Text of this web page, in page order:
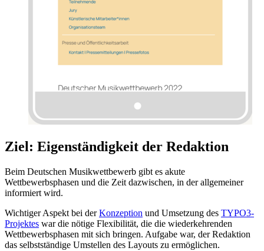
Ziel: Eigenständigkeit der Redaktion
Beim Deutschen Musikwettbewerb gibt es akute
Wettbewerbsphasen und die Zeit dazwischen, in der allgemeiner
informiert wird.
Wichtiger Aspekt bei derKonzeption und Umsetzung des TYPO3-
Projektes war die nötige Flexibilität, die die wiederkehrenden
Wettbewerbsphasen mit sich bringen. Aufgabe war, der Redaktion
das selbstständige Umstellen des Layouts zu ermöglichen.